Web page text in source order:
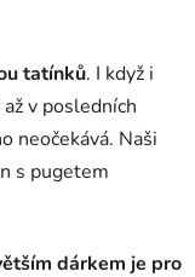
tatínků. I když i
v posledních
neočekává. Naši
s pugetem
dárkem je pro